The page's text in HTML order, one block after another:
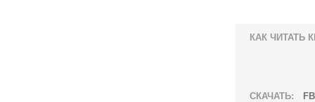
КАК ЧИТАТЬ
СКАЧАТЬ: